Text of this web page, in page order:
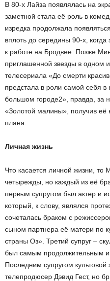
В 80-х Лайза появлялась на
заметной стала её роль в
изредка продолжала
вплоть до середины 90-х,
к работе на Бродвее. Позже
приглашенной звезды в одном
телесериала «До смерти
предстала в роли самой себя
большом городе2», правда, за
«Золотой малины», получив её
плана.
Личная жизнь
Что касается личной жизни,
четырежды, но каждый из её
первым супругом был актер и
который, к слову, являлся
сочеталась браком с
сыном партнера её матери по
страны Оз». Третий супруг –
был самым продолжительным и
Последним супругом
телепродюсер Дэвид Гест, но